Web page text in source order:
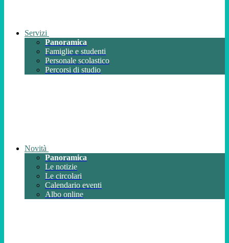
Servizi
Panoramica
Famiglie e studenti
Personale scolastico
Percorsi di studio
Novità
Panoramica
Le notizie
Le circolari
Calendario eventi
Albo online